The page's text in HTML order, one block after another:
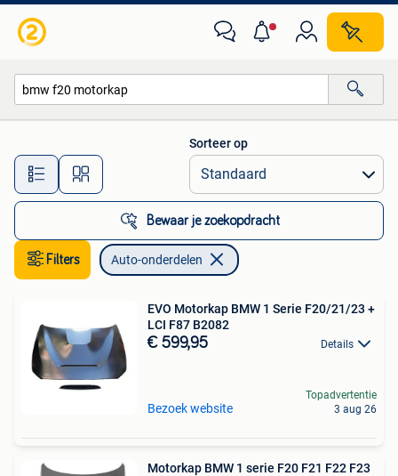
Alle afstanden…
Sorteer op
Bewaar je zoekopdracht
Filters Auto-onderdelen
EVO Motorkap BMW 1 Serie F20/21/23 +
LCI F87 B2082
€ 599,95 Details
Bezoek website
Topadvertentie
3 aug 26
Motorkap BMW 1 serie F20 F21 F22 F23